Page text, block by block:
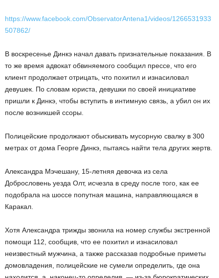
https://www.facebook.com/ObservatorAntena1/videos/1266531933
507862/
В воскресенье Динкэ начал давать признательные показания. В
то же время адвокат обвиняемого сообщил прессе, что его
клиент продолжает отрицать, что похитил и изнасиловал
девушек. По словам юриста, девушки по своей инициативе
пришли к Динкэ, чтобы вступить в интимную связь, а убил он их
после возникшей ссоры.
Полицейские продолжают обыскивать мусорную свалку в 300
метрах от дома Георге Динкэ, пытаясь найти тела других жертв.
Александра Мэчешану, 15-летняя девочка из села
Добрословень уезда Олт, исчезла в среду после того, как ее
подобрала на шоссе попутная машина, направляющаяся в
Каракал.
Хотя Александра трижды звонила на номер службы экстренной
помощи 112, сообщив, что ее похитил и изнасиловал
неизвестный мужчина, а также рассказав подробные приметы
домовладения, полицейские не сумели определить, где она